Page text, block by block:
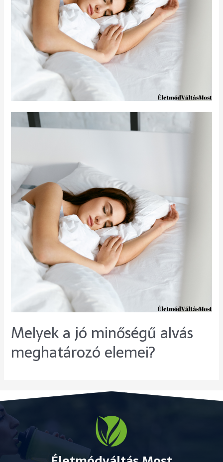
Melyek a jó minőségű alvás
meghatározó elemei?